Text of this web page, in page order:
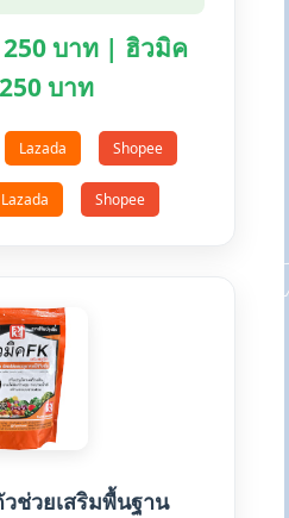
250 บาท | ฮิวมิค
บาท
Lazada Shopee
Lazada Shopee
ช่วยเสริมพื้นฐาน